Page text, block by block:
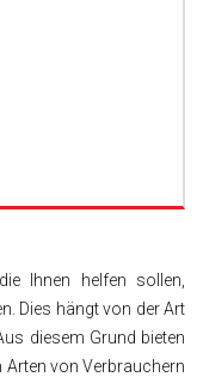
Ihnen helfen sollen,
Dies hängt von der Art
diesem Grund bieten
Arten von Verbrauchern